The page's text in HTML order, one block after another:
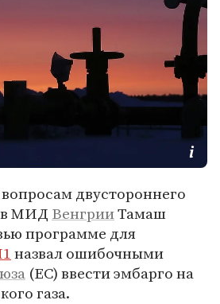
двустороннего
в МИД ВенгрииТамаш
программе для
назвал ошибочными
(ЕС) ввести эмбарго на
газа.